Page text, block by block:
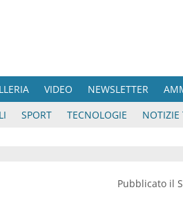
VIDEO NEWSLETTER
SPORT TECNOLOGIE NOTIZIE
Pubblicato il